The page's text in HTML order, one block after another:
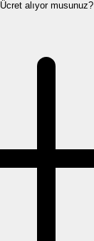
Ücret alıyor musunuz?